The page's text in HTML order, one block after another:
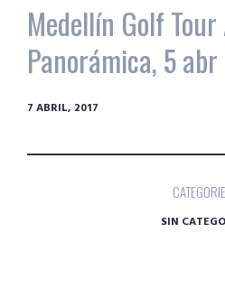
Medellín Golf
Panorámica, 5
7 ABRIL, 2017
SIN